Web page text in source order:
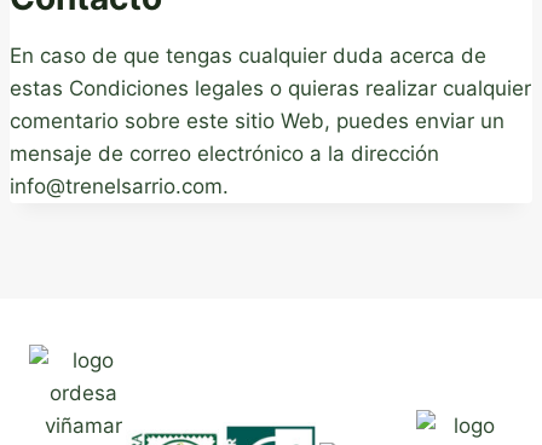
En caso de que tengas cualquier duda acerca de
estas Condiciones legales o quieras realizar cualquier
comentario sobre este sitio Web, puedes enviar un
mensaje de correo electrónico a la dirección
info@trenelsarrio.com.